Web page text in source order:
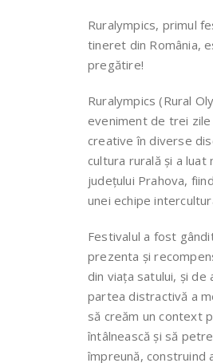
Ruralympics, primul
tineret din România,
pregătire!
Ruralympics (Rural
eveniment de trei
creative în diverse
cultura rurală și a luat
județului Prahova,
unei echipe
Festivalul a fost
prezenta și
din viața satului, și de
partea distractivă a
să creăm un context
întâlnească și să
împreună, construind